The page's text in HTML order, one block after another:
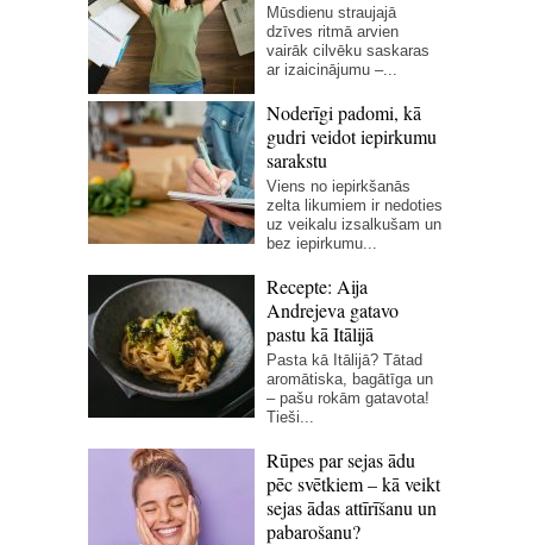
Mūsdienu straujajā
dzīves ritmā arvien
vairāk cilvēku saskaras
ar izaicinājumu –...
Noderīgi padomi, kā
gudri veidot iepirkumu
sarakstu
Viens no iepirkšanās
zelta likumiem ir nedoties
uz veikalu izsalkušam un
bez iepirkumu...
Recepte: Aija
Andrejeva gatavo
pastu kā Itālijā
Pasta kā Itālijā? Tātad
aromātiska, bagātīga un
– pašu rokām gatavota!
Tieši...
Rūpes par sejas ādu
pēc svētkiem – kā veikt
sejas ādas attīrīšanu un
pabarošanu?